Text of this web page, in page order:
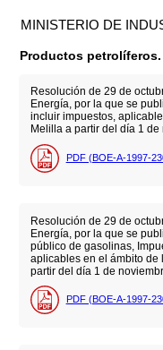
MINISTERIO DE
Productos
Resolución de 29 de
Energía, por la que se
incluir impuestos,
Melilla a partir del día 1
PDF (BOE-A-1997-
Resolución de 29 de
Energía, por la que se
público de gasolinas,
aplicables en el ámbito de
partir del día 1 de
PDF (BOE-A-1997-